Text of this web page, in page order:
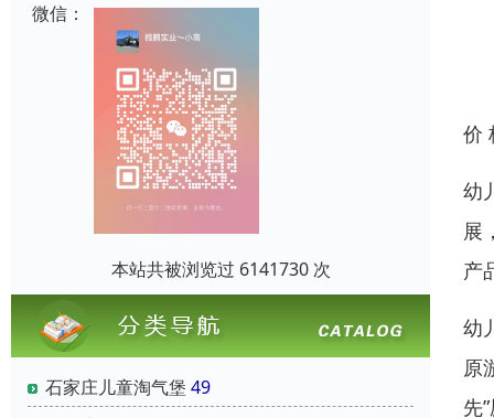
微信：
本站共被浏览过 6141730 次
石家庄儿童淘气堡 49
价
幼
展
产
幼
原
先